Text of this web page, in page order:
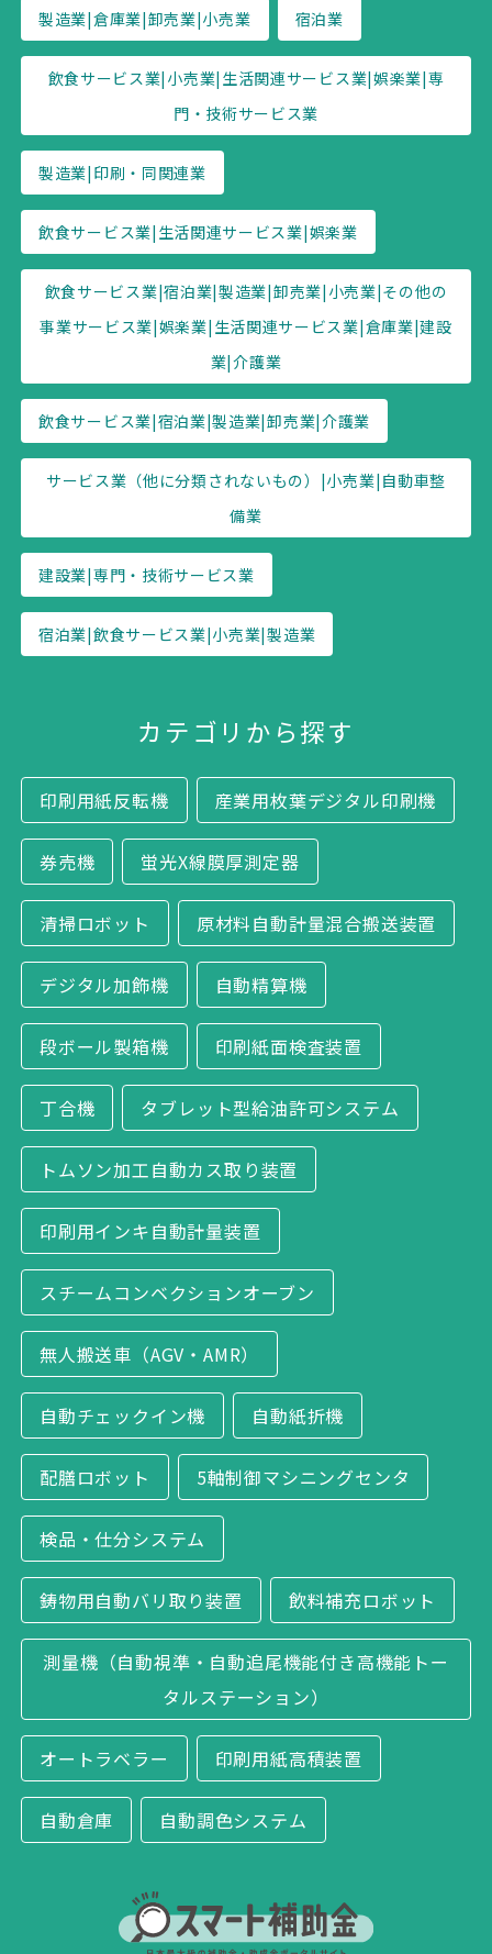
製造業|倉庫業|卸売業|小売業 宿泊業
飲食サービス業|小売業|生活関連サービス業|娯楽業|専
門・技術サービス業
製造業|印刷・同関連業
飲食サービス業|生活関連サービス業|娯楽業
飲食サービス業|宿泊業|製造業|卸売業|小売業|その他の
事業サービス業|娯楽業|生活関連サービス業|倉庫業|建設
業|介護業
飲食サービス業|宿泊業|製造業|卸売業|介護業
サービス業（他に分類されないもの）|小売業|自動車整
備業
建設業|専門・技術サービス業
宿泊業|飲食サービス業|小売業|製造業
カテゴリから探す
印刷用紙反転機 産業用枚葉デジタル印刷機
券売機 蛍光X線膜厚測定器
清掃ロボット 原材料自動計量混合搬送装置
デジタル加飾機 自動精算機
段ボール製箱機 印刷紙面検査装置
丁合機 タブレット型給油許可システム
トムソン加工自動カス取り装置
印刷用インキ自動計量装置
スチームコンベクションオーブン
無人搬送車（AGV・AMR）
自動チェックイン機 自動紙折機
配膳ロボット 5軸制御マシニングセンタ
検品・仕分システム
鋳物用自動バリ取り装置 飲料補充ロボット
測量機（自動視準・自動追尾機能付き高機能トー
タルステーション）
オートラベラー 印刷用紙高積装置
自動倉庫 自動調色システム